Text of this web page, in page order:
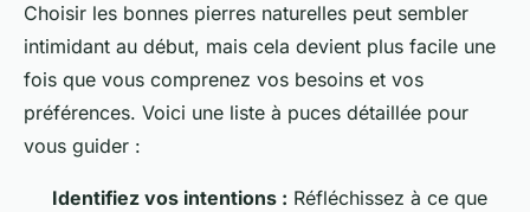
Choisir les bonnes pierres naturelles peut sembler
intimidant au début, mais cela devient plus facile une
fois que vous comprenez vos besoins et vos
préférences. Voici une liste à puces détaillée pour
vous guider :
Identifiez vos intentions : Réfléchissez à ce que